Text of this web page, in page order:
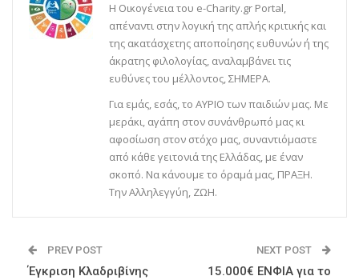
Η Οικογένεια του e-Charity.gr Portal,
απέναντι στην λογική της απλής κριτικής και
της ακατάσχετης αποποίησης ευθυνών ή της
άκρατης φιλολογίας, αναλαμβάνει τις
ευθύνες του μέλλοντος, ΣΗΜΕΡΑ.
Για εμάς, εσάς, το ΑΥΡΙΟ των παιδιών μας. Με
μεράκι, αγάπη στον συνάνθρωπό μας κι
αφοσίωση στον στόχο μας, συναντιόμαστε
από κάθε γειτονιά της Ελλάδας, με έναν
σκοπό. Να κάνουμε το όραμά μας, ΠΡΑΞΗ.
Την Αλληλεγγύη, ΖΩΗ.
PREV POST
Έγκριση Κλαδριβίνης
NEXT POST
15.000€ ΕΝΦΙΑ για το